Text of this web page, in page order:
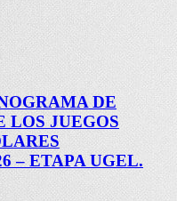
DE
LOS JUEGOS
– ETAPA UGEL.